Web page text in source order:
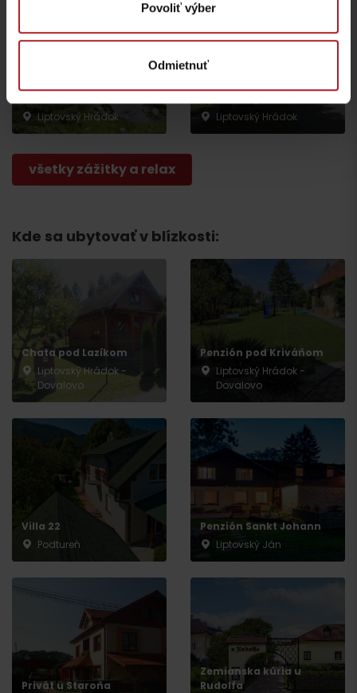
Povoliť výber
Odmietnuť
Liptovský Hrádok
Liptovský Hrádok
všetky zážitky a relax
Kde sa ubytovať v blízkosti:
Chata pod Lazíkom
Liptovský Hrádok -
Dovalovo
Penzión pod Kriváňom
Liptovský Hrádok -
Dovalovo
Villa 22
Podtureň
Penzión Sankt Johann
Liptovský Ján
Privát u Staroňa
Zemianska kúria u
Rudolfa
Odchod